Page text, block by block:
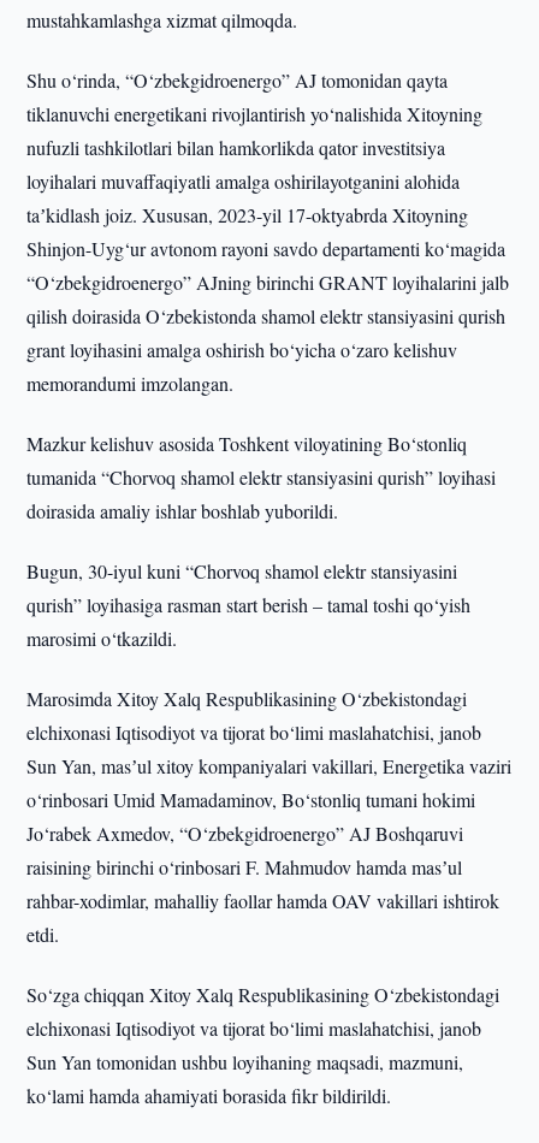
mustahkamlashga xizmat qilmoqda.
Shu o‘rinda, “O‘zbekgidroenergo” AJ tomonidan qayta
tiklanuvchi energetikani rivojlantirish yo‘nalishida Xitoyning
nufuzli tashkilotlari bilan hamkorlikda qator investitsiya
loyihalari muvaffaqiyatli amalga oshirilayotganini alohida
taʼkidlash joiz. Xususan, 2023-yil 17-oktyabrda Xitoyning
Shinjon-Uyg‘ur avtonom rayoni savdo departamenti ko‘magida
“O‘zbekgidroenergo” AJning birinchi GRANT loyihalarini jalb
qilish doirasida O‘zbekistonda shamol elektr stansiyasini qurish
grant loyihasini amalga oshirish bo‘yicha o‘zaro kelishuv
memorandumi imzolangan.
Mazkur kelishuv asosida Toshkent viloyatining Bo‘stonliq
tumanida “Chorvoq shamol elektr stansiyasini qurish” loyihasi
doirasida amaliy ishlar boshlab yuborildi.
Bugun, 30-iyul kuni “Chorvoq shamol elektr stansiyasini
qurish” loyihasiga rasman start berish – tamal toshi qo‘yish
marosimi o‘tkazildi.
Marosimda Xitoy Xalq Respublikasining O‘zbekistondagi
elchixonasi Iqtisodiyot va tijorat bo‘limi maslahatchisi, janob
Sun Yan, masʼul xitoy kompaniyalari vakillari, Energetika vaziri
o‘rinbosari Umid Mamadaminov, Bo‘stonliq tumani hokimi
Jo‘rabek Axmedov, “O‘zbekgidroenergo” AJ Boshqaruvi
raisining birinchi o‘rinbosari F. Mahmudov hamda masʼul
rahbar-xodimlar, mahalliy faollar hamda OAV vakillari ishtirok
etdi.
So‘zga chiqqan Xitoy Xalq Respublikasining O‘zbekistondagi
elchixonasi Iqtisodiyot va tijorat bo‘limi maslahatchisi, janob
Sun Yan tomonidan ushbu loyihaning maqsadi, mazmuni,
ko‘lami hamda ahamiyati borasida fikr bildirildi.